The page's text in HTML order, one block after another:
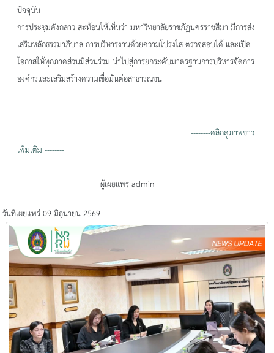
ปัจจุบัน
การประชุมดังกล่าว สะท้อนให้เห็นว่า มหาวิทยาลัยราชภัฏนครราชสีมา มีการส่ง
เสริมหลักธรรมาภิบาล การบริหารงานด้วยความโปร่งใส ตรวจสอบได้ และเปิด
โอกาสให้ทุกภาคส่วนมีส่วนร่วม นำไปสู่การยกระดับมาตรฐานการบริหารจัดการ
องค์กรและเสริมสร้างความเชื่อมั่นต่อสาธารณชน
--------คลิกดูภาพข่าว
เพิ่มเติม --------
วันที่เผยแพร่ 09 มิถุนายน 2569
ผู้เผยแพร่ admin